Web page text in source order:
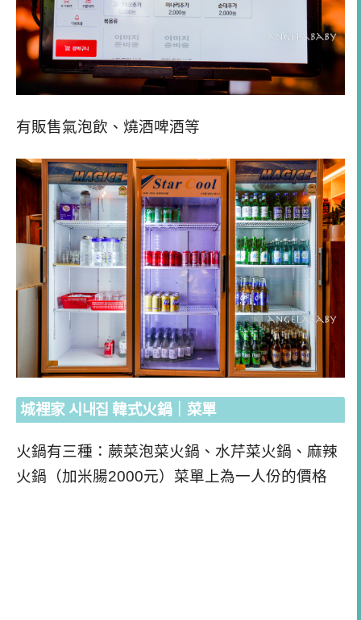
有販售氣泡飲、燒酒啤酒等
城裡家 시내집 韓式火鍋｜菜單
火鍋有三種：蕨菜泡菜火鍋、水芹菜火鍋、麻辣
火鍋（加米腸2000元）菜單上為一人份的價格